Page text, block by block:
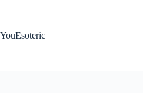
YouEsoteric